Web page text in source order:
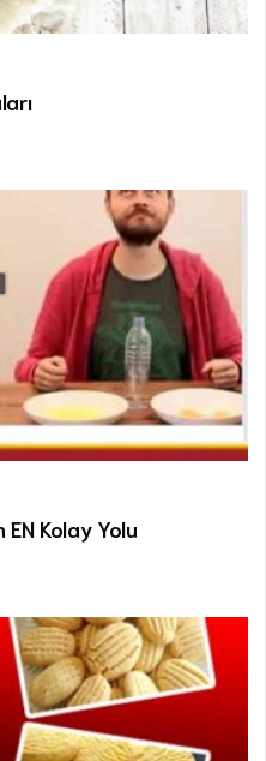
EN Kolay Yolu